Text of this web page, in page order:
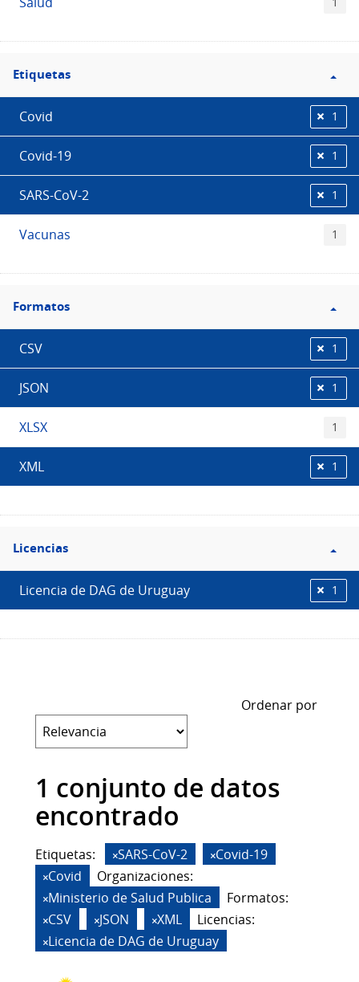
Filtro
Etiquetas
Etiquetas
Covid 1
Covid-19 1
SARS-CoV-2 1
Vacunas 1
Filtro
Formatos
Formatos
CSV 1
JSON 1
XLSX 1
XML 1
Filtro
Licencias
Licencias
Licencia de DAG de Uruguay 1
Ordenar por
1 conjunto de datos
encontrado
Etiquetas: SARS-CoV-2
Covid-19
Covid
Organizaciones:
Ministerio de Salud Publica
Formatos:
CSV
JSON XML
Licencias:
Licencia de DAG de Uruguay